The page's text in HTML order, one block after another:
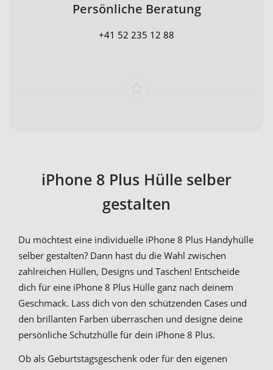
Persönliche Beratung
+41 52 235 12 88
iPhone 8 Plus Hülle selber
gestalten
Du möchtest eine individuelle iPhone 8 Plus Handyhülle
selber gestalten? Dann hast du die Wahl zwischen
zahlreichen Hüllen, Designs und Taschen! Entscheide
dich für eine iPhone 8 Plus Hülle ganz nach deinem
Geschmack. Lass dich von den schützenden Cases und
den brillanten Farben überraschen und designe deine
persönliche Schutzhülle für dein iPhone 8 Plus.
Ob als Geburtstagsgeschenk oder für den eigenen